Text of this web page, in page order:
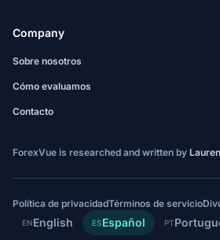
Company
Sobre nosotros
Cómo evaluamos
Contacto
ForexVue is researched and written by
Política de privacidadTérminos de servicio
ENEnglish ESEspañol PT